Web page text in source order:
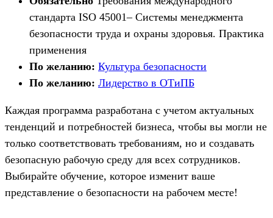
стандарта ISO 45001– Системы менеджмента
безопасности труда и охраны здоровья. Практика
применения
По желанию: Культура безопасности
По желанию: Лидерство в ОТиПБ
Каждая программа разработана с учетом актуальных
тенденций и потребностей бизнеса, чтобы вы могли не
только соответствовать требованиям, но и создавать
безопасную рабочую среду для всех сотрудников.
Выбирайте обучение, которое изменит ваше
представление о безопасности на рабочем месте!